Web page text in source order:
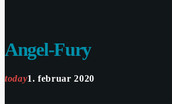
Angel-Fury
today1. februar 2020